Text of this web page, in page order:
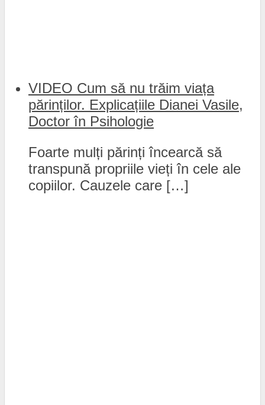
VIDEO Cum să nu trăim viața
părinților. Explicațiile Dianei Vasile,
Doctor în Psihologie
Foarte mulți părinți încearcă să
transpună propriile vieți în cele ale
copiilor. Cauzele care […]